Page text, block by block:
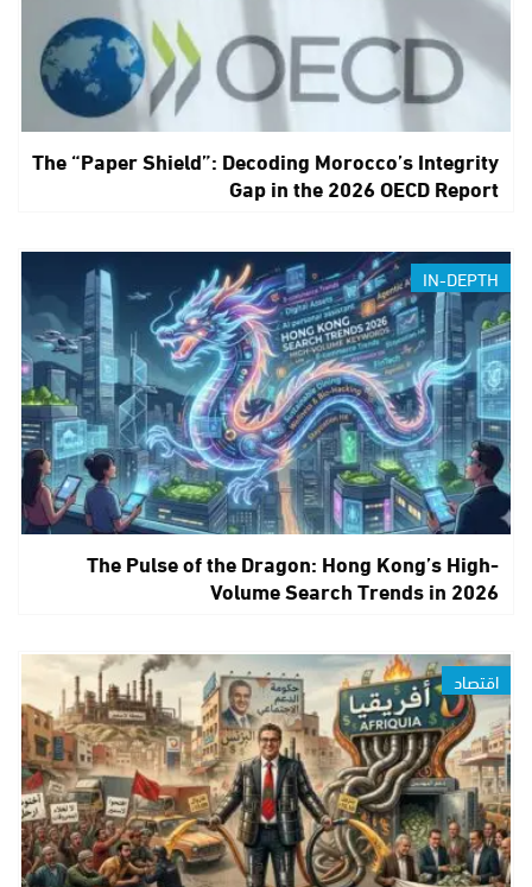
The “Paper Shield”: Decoding Morocco’s Integrity
Gap in the 2026 OECD Report
IN-DEPTH
The Pulse of the Dragon: Hong Kong’s High-
Volume Search Trends in 2026
اقتصاد